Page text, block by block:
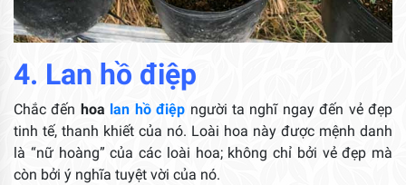
4. Lan hồ điệp
Chắc đến hoa lan hồ điệp người ta nghĩ ngay đến vẻ đẹp
tinh tế, thanh khiết của nó. Loài hoa này được mệnh danh
là “nữ hoàng” của các loài hoa; không chỉ bởi vẻ đẹp mà
còn bởi ý nghĩa tuyệt vời của nó.